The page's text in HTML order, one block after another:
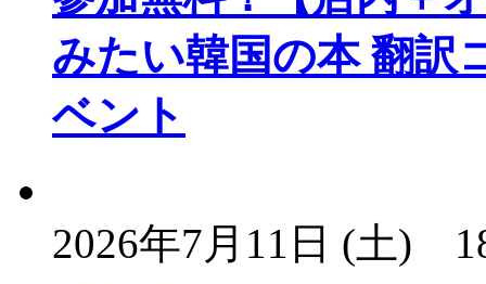
みたい韓国の本 翻訳
ベント
2026年7月11日 (土)